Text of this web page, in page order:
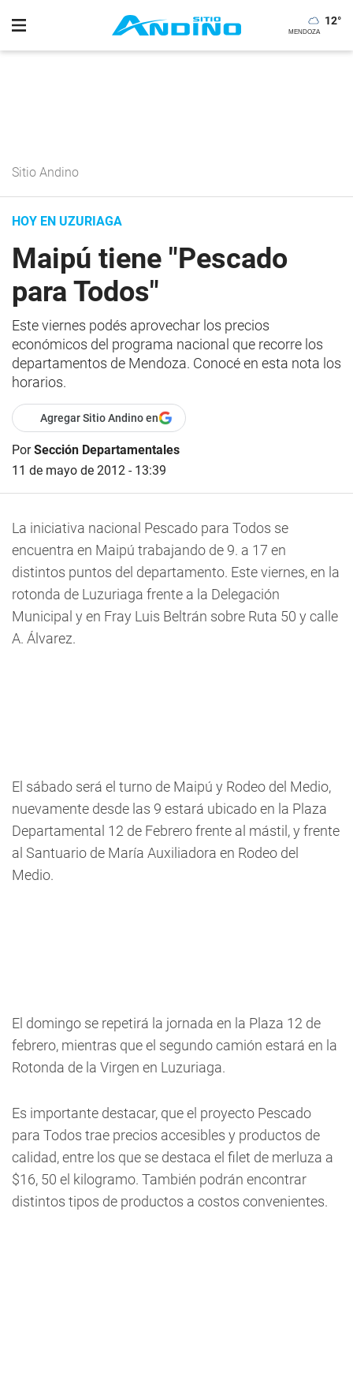
12°
Sitio Andino
HOY EN UZURIAGA
Maipú tiene "Pescado
para Todos"
Este viernes podés aprovechar los precios
económicos del programa nacional que recorre los
departamentos de Mendoza. Conocé en esta nota los
horarios.
Agregar Sitio Andino en
PorSección Departamentales
11 de mayo de 2012 - 13:39
La iniciativa nacional Pescado para Todos se
encuentra en Maipú trabajando de 9. a 17 en
distintos puntos del departamento. Este viernes, en la
rotonda de Luzuriaga frente a la Delegación
Municipal y en Fray Luis Beltrán sobre Ruta 50 y calle
A. Álvarez.
El sábado será el turno de Maipú y Rodeo del Medio,
nuevamente desde las 9 estará ubicado en la Plaza
Departamental 12 de Febrero frente al mástil, y frente
al Santuario de María Auxiliadora en Rodeo del
Medio.
El domingo se repetirá la jornada en la Plaza 12 de
febrero, mientras que el segundo camión estará en la
Rotonda de la Virgen en Luzuriaga.
Es importante destacar, que el proyecto Pescado
para Todos trae precios accesibles y productos de
calidad, entre los que se destaca el filet de merluza a
$16, 50 el kilogramo. También podrán encontrar
distintos tipos de productos a costos convenientes.